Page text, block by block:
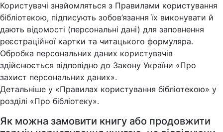
Користувачі знайомляться з Правилами користування
бібліотекою, підписують зобов’язання їх виконувати й
дають відомості (персональні дані) для заповнення
реєстраційної картки та читацького формуляра.
Обробка персональних даних користувачів
здійснюється відповідно до Закону України «Про
захист персональних даних».
Детальніше у «Правилах користування бібліотекою» у
розділі «Про бібліотеку».
Як можна замовити книгу або продовжити